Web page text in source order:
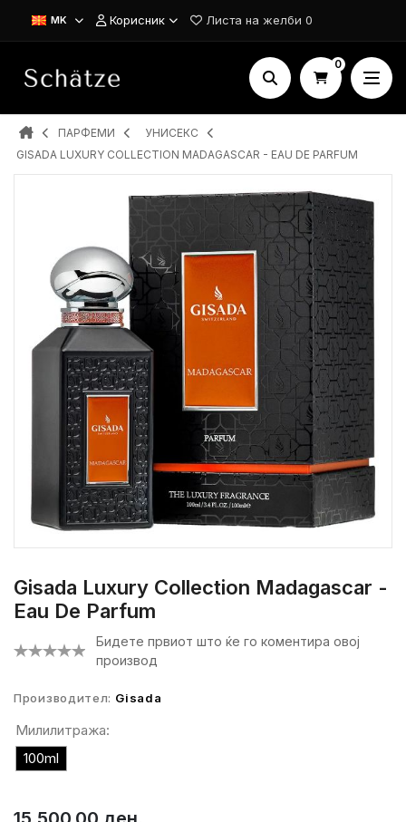
MK Корисник Листа на желби 0
0
ПАРФЕМИ
УНИСЕКС
GISADA LUXURY COLLECTION MADAGASCAR - EAU DE PARFUM
Gisada Luxury Collection Madagascar -
Eau De Parfum
Бидете првиот што ќе го коментира овој
производ
Производител: Gisada
Милилитража:
100ml